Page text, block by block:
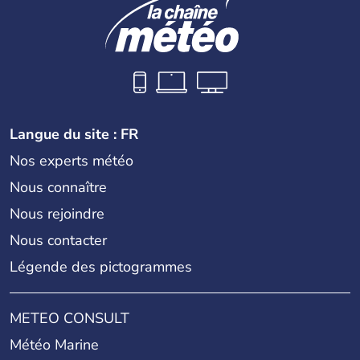
Langue du site : FR
Nos experts météo
Nous connaître
Nous rejoindre
Nous contacter
Légende des pictogrammes
METEO CONSULT
Météo Marine